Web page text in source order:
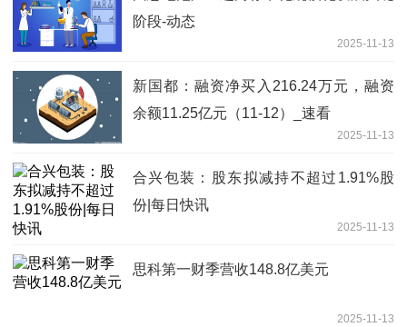
阶段-动态
2025-11-13
新国都：融资净买入216.24万元，融资
余额11.25亿元（11-12）_速看
2025-11-13
合兴包装：股东拟减持不超过1.91%股
份|每日快讯
2025-11-13
思科第一财季营收148.8亿美元
2025-11-13